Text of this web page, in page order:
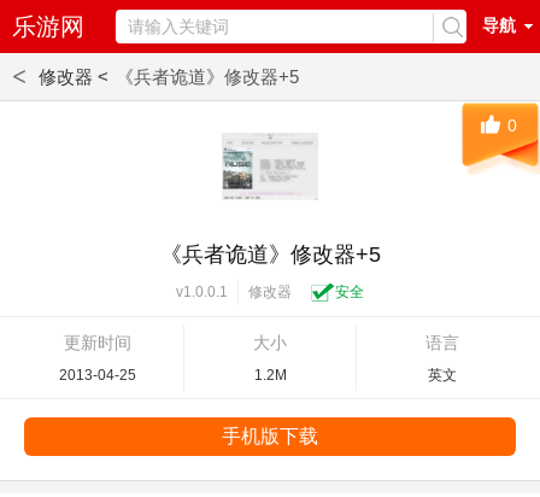
乐游网 导航
< 修改器 < 《兵者诡道》修改器+5
《兵者诡道》修改器+5
v1.0.0.1 修改器 安全
更新时间
2013-04-25
大小
1.2M
语言
英文
0
手机版下载